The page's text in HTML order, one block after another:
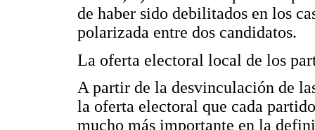
de haber sido debilitados en los
polarizada entre dos candidatos.
La oferta electoral local de los
A partir de la desvinculación de
la oferta electoral que cada
mucho más importante en la